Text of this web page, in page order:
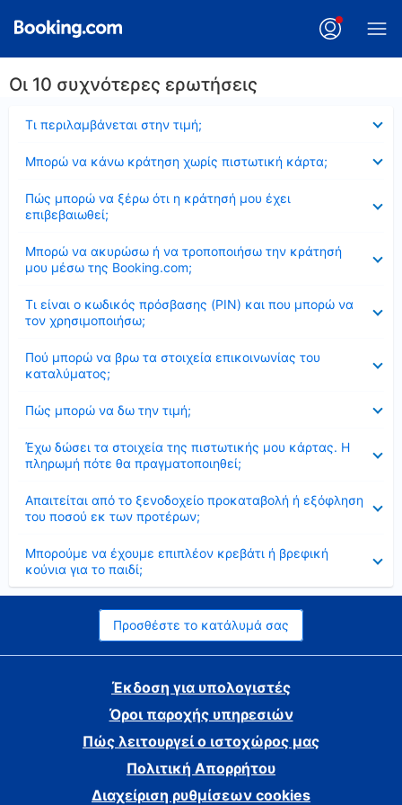
Οι 10 συχνότερες ερωτήσεις
Τι περιλαμβάνεται στην τιμή;
Μπορώ να κάνω κράτηση χωρίς πιστωτική κάρτα;
Πώς μπορώ να ξέρω ότι η κράτησή μου έχει
επιβεβαιωθεί;
Μπορώ να ακυρώσω ή να τροποποιήσω την κράτησή
μου μέσω της Booking.com;
Τι είναι ο κωδικός πρόσβασης (PIN) και που μπορώ να
τον χρησιμοποιήσω;
Πού μπορώ να βρω τα στοιχεία επικοινωνίας του
καταλύματος;
Πώς μπορώ να δω την τιμή;
Έχω δώσει τα στοιχεία της πιστωτικής μου κάρτας. Η
πληρωμή πότε θα πραγματοποιηθεί;
Απαιτείται από το ξενοδοχείο προκαταβολή ή εξόφληση
του ποσού εκ των προτέρων;
Μπορούμε να έχουμε επιπλέον κρεβάτι ή βρεφική
κούνια για το παιδί;
Προσθέστε το κατάλυμά σας
Έκδοση για υπολογιστές
Όροι παροχής υπηρεσιών
Πώς λειτουργεί ο ιστοχώρος μας
Πολιτική Απορρήτου
Διαχείριση ρυθμίσεων cookies